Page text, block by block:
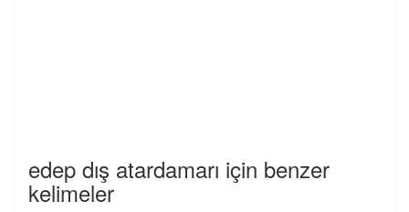
edep dış atardamarı için benzer
kelimeler